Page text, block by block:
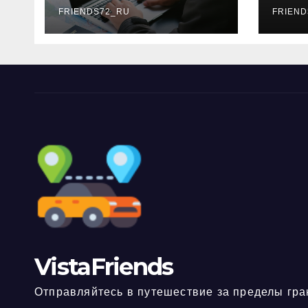
FRIENDS72_RU
VistaFriends
Отправляйтесь в путешествие за пределы